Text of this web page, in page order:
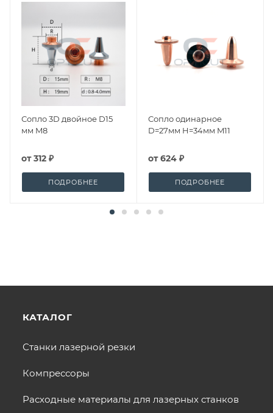
Сопло 3D двойное D15
мм M8
от312 ₽
ПОДРОБНЕЕ
Сопло одинарное
D=27мм H=34мм M11
от624 ₽
ПОДРОБНЕЕ
КАТАЛОГ
Станки лазерной резки
Компрессоры
Расходные материалы для лазерных станков